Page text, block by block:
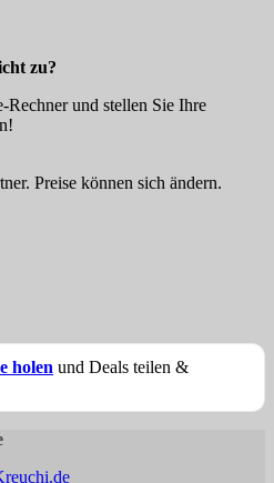
zu?
Rechner und stellen Sie Ihre
Preise können sich ändern.
holen und Deals teilen &